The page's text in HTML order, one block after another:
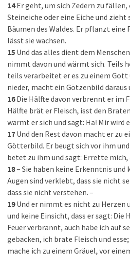
14 Er geht, um sich Zedern zu
Steineiche oder eine Eiche und zieht
Bäumen des Waldes. Er pflanzt eine
lässt sie wachsen.
15 Und das alles dient dem
nimmt davon und wärmt sich. Teils
teils verarbeitet er es zu einem Gott
nieder, macht ein Götzenbild daraus
16 Die Hälfte davon verbrennt er im
Hälfte brät er Fleisch, isst den
wärmt er sich und sagt: Ha! Mir wird
17 Und den Rest davon macht er zu
Götterbild. Er beugt sich vor ihm
betet zu ihm und sagt: Errette
18– Sie haben keine Erkenntnis und
Augen sind verklebt, dass sie nicht
dass sie nicht verstehen. –
19 Und er nimmt es nicht zu Herzen
und keine Einsicht, dass er sagt: Die
Feuer verbrannt, auch habe ich auf
gebacken, ich brate Fleisch und
mache ich zu einem Gräuel, vor